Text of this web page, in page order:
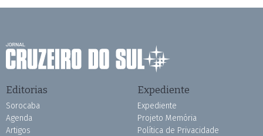
Editorias
Sorocaba
Agenda
Artigos
Expediente
Expediente
Projeto Memória
Política de Privacidade